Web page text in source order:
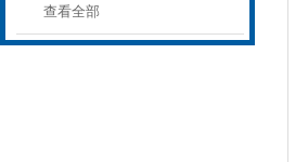
查看全部